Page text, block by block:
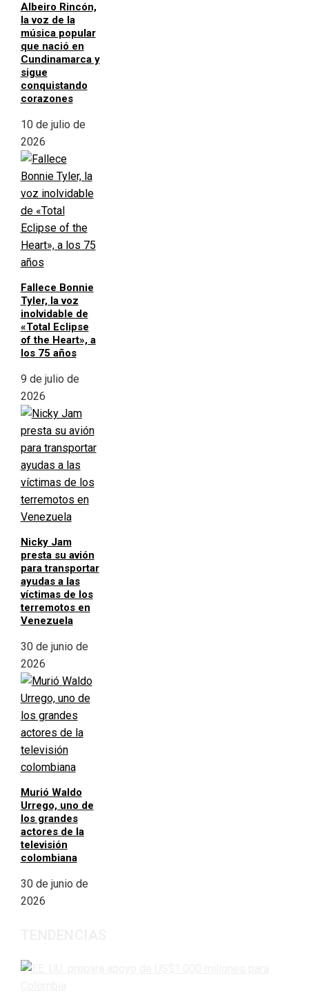
Albeiro Rincón,
la voz de la
música popular
que nació en
Cundinamarca y
sigue
conquistando
corazones
10 de julio de
2026
Fallece Bonnie
Tyler, la voz
inolvidable de
«Total Eclipse
of the Heart», a
los 75 años
9 de julio de
2026
Nicky Jam
presta su avión
para transportar
ayudas a las
víctimas de los
terremotos en
Venezuela
30 de junio de
2026
Murió Waldo
Urrego, uno de
los grandes
actores de la
televisión
colombiana
30 de junio de
2026